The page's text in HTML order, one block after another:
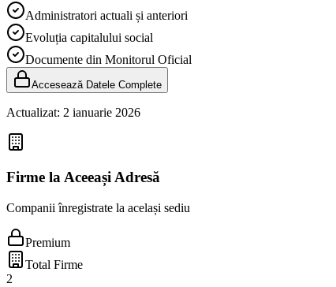
Administratori actuali și anteriori
Evoluția capitalului social
Documente din Monitorul Oficial
Accesează Datele Complete
Actualizat: 2 ianuarie 2026
Firme la Aceeași Adresă
Companii înregistrate la același sediu
Premium
Total Firme
2